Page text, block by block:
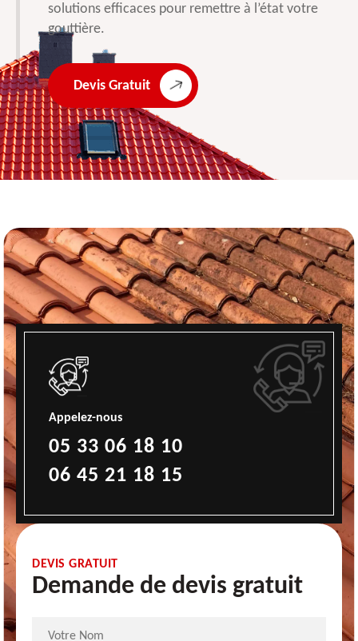
solutions efficaces pour remettre à l’état votre
gouttière.
Devis Gratuit
Appelez-nous
05 33 06 18 10
06 45 21 18 15
DEVIS GRATUIT
Demande de devis gratuit